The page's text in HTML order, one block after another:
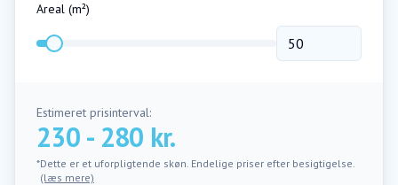
Areal (m²)
Estimeret prisinterval:
230 - 280 kr.
*Dette er et uforpligtende skøn. Endelige priser efter besigtigelse.
(læs mere)